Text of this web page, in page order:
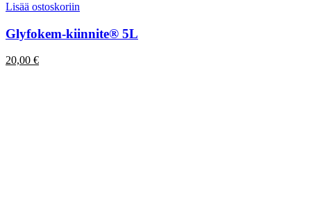
Lisää ostoskoriin
Glyfokem-kiinnite® 5L
20,00 €